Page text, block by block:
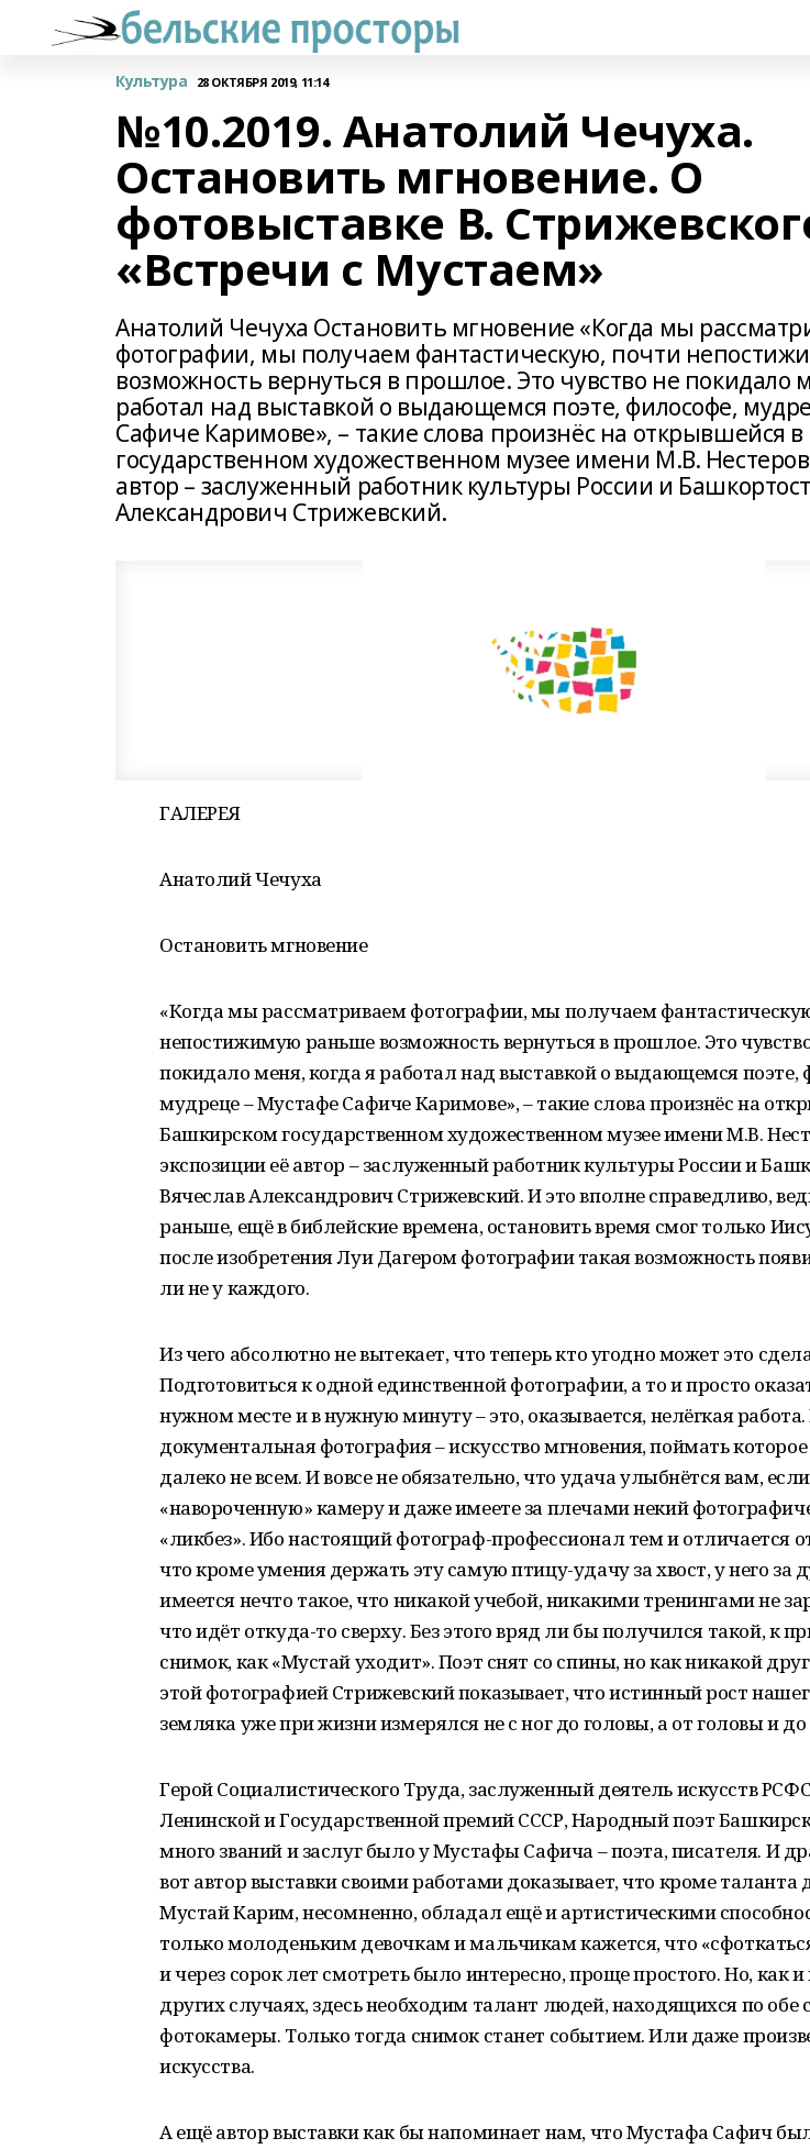
Культура 28 ОКТЯБРЯ 2019, 11:14
№10.2019. Анатолий Чечуха.
Остановить мгновение. О
фотовыставке В.
«Встречи с Мустаем»
Анатолий Чечуха Остановить мгновение «Когда мы
фотографии, мы получаем фантастическую, почти
возможность вернуться в прошлое. Это чувство не покидало
работал над выставкой о выдающемся поэте, философе,
Сафиче Каримове», – такие слова произнёс на открывшейся
государственном художественном музее имени М.В.
автор – заслуженный работник культуры России и
Александрович Стрижевский.
ГАЛЕРЕЯ
Анатолий Чечуха
Остановить мгновение
«Когда мы рассматриваем фотографии, мы получаем
непостижимую раньше возможность вернуться в прошлое. Это
покидало меня, когда я работал над выставкой о выдающемся поэте,
мудреце – Мустафе Сафиче Каримове», – такие слова произнёс на
Башкирском государственном художественном музее имени М.В.
экспозиции её автор – заслуженный работник культуры России и
Вячеслав Александрович Стрижевский. И это вполне справедливо,
раньше, ещё в библейские времена, остановить время смог только
после изобретения Луи Дагером фотографии такая возможность
ли не у каждого.
Из чего абсолютно не вытекает, что теперь кто угодно может это
Подготовиться к одной единственной фотографии, а то и просто
нужном месте и в нужную минуту – это, оказывается, нелёгкая
документальная фотография – искусство мгновения, поймать
далеко не всем. И вовсе не обязательно, что удача улыбнётся вам,
«навороченную» камеру и даже имеете за плечами некий
«ликбез». Ибо настоящий фотограф-профессионал тем и отличается
что кроме умения держать эту самую птицу-удачу за хвост, у него за
имеется нечто такое, что никакой учебой, никакими тренингами не
что идёт откуда-то сверху. Без этого вряд ли бы получился такой, к
снимок, как «Мустай уходит». Поэт снят со спины, но как никакой
этой фотографией Стрижевский показывает, что истинный рост
земляка уже при жизни измерялся не с ног до головы, а от головы и до
Герой Социалистического Труда, заслуженный деятель искусств
Ленинской и Государственной премий СССР, Народный поэт
много званий и заслуг было у Мустафы Сафича – поэта, писателя. И
вот автор выставки своими работами доказывает, что кроме таланта
Мустай Карим, несомненно, обладал ещё и артистическими
только молоденьким девочкам и мальчикам кажется, что
и через сорок лет смотреть было интересно, проще простого. Но, как
других случаях, здесь необходим талант людей, находящихся по обе
фотокамеры. Только тогда снимок станет событием. Или даже
искусства.
А ещё автор выставки как бы напоминает нам, что Мустафа Сафич